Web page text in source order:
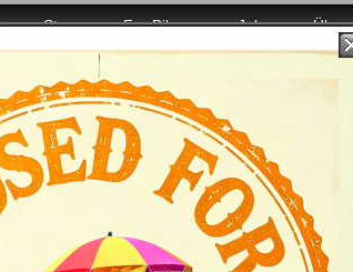
Store For Bikers Jobs Über
da!
Seventy-Two Modelljahr
Geist der Chopper der 70er Jahre,